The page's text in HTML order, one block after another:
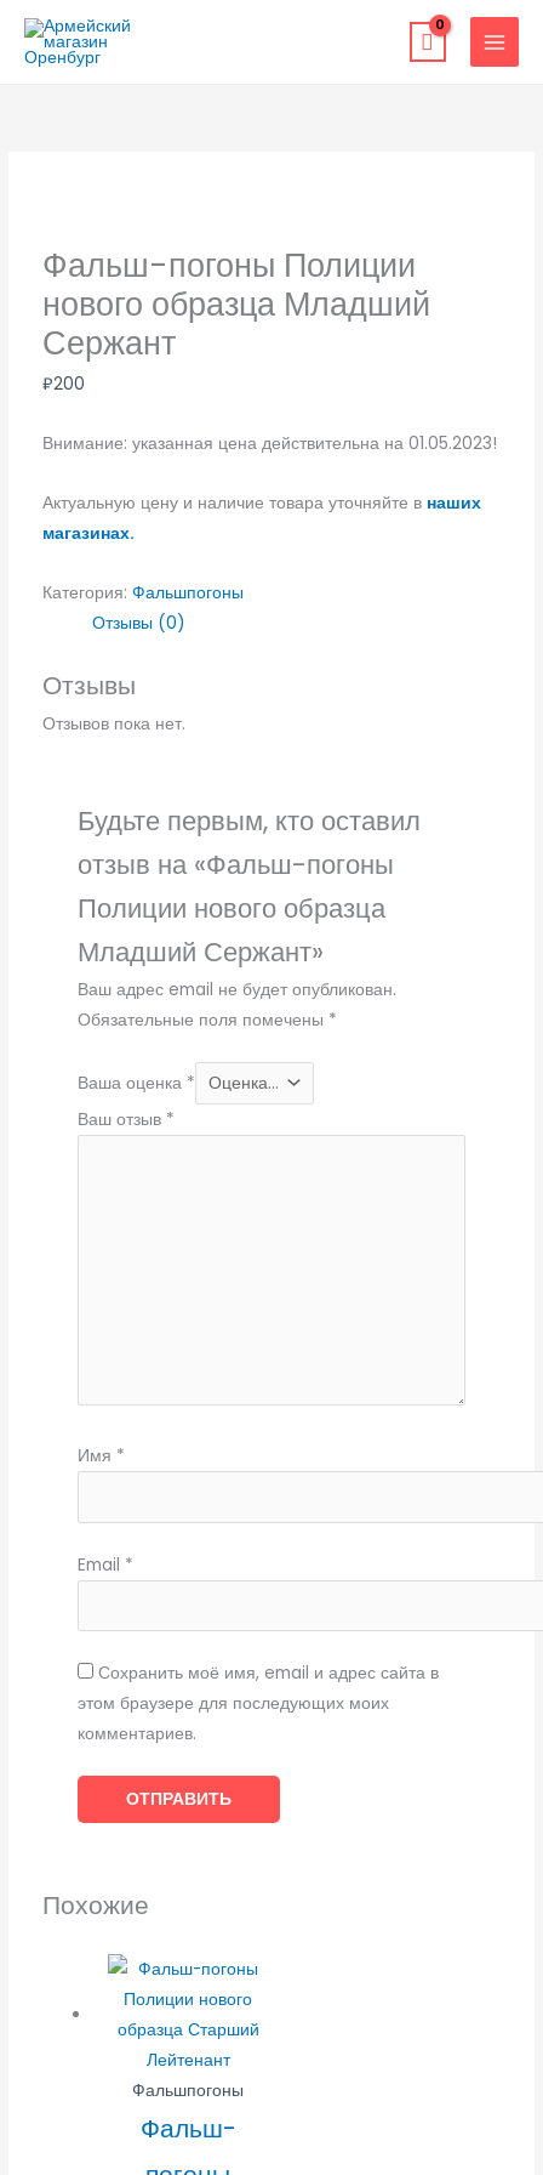
Перейти
содержимому
Фальш-погоны Полиции
нового образца Младший
Сержант
₽200
Внимание: указанная цена действительна на 01.05.2023!
Актуальную цену и наличие товара уточняйте в наших
магазинах.
Категория: Фальшпогоны
Отзывы (0)
Отзывы
Отзывов пока нет.
Будьте первым, кто оставил
отзыв на «Фальш-погоны
Полиции нового образца
Младший Сержант»
Ваш адрес email не будет опубликован.
Обязательные поля помечены *
Ваша оценка *
Ваш отзыв *
Имя *
Email *
Сохранить моё имя, email и адрес сайта в
этом браузере для последующих моих
комментариев.
Похожие
Фальшпогоны
Фальш-